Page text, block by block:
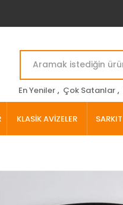
En Yeniler , Çok Satanlar ,
KLASİK AVİZELER